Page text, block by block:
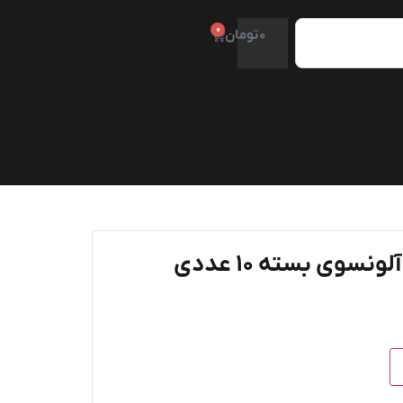
0تومان 0
بسته ۱۰ عددی